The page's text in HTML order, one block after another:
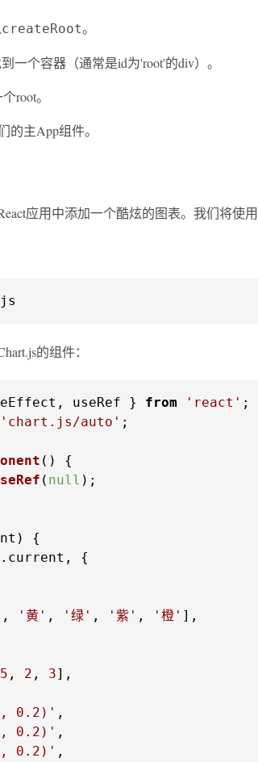
createRoot。
一个容器（通常是id为'root'的div）。
root。
的主App组件。
应用中添加一个酷炫的图表。我们将使用
的组件：
useRef } from 'react'
'chart.js/auto' ;
(
( null );
current
, '黄' , '绿' , '紫' , '橙'
5 , 2 , 3
0.2)'
0.2)'
0.2)'